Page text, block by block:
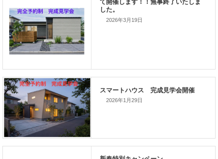
次の記事
家づくりこぼれ話！
新着のイベント情報
家づくり完成見学会を完全予約制
て開催します！！無事終了いたし
した。
2026年3月19日
2026年1月29日